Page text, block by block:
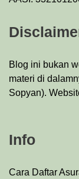
Blog ini bukan
materi di
Sopyan).
Info
Cara Daftar